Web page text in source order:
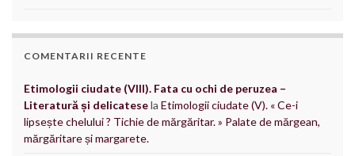
COMENTARII RECENTE
Etimologii ciudate (VIII). Fata cu ochi de peruzea –
Literatură și delicatesela Etimologii ciudate (V). « Ce-i
lipsește chelului ? Tichie de mărgăritar. » Palate de mărgean,
mărgăritare și margarete.